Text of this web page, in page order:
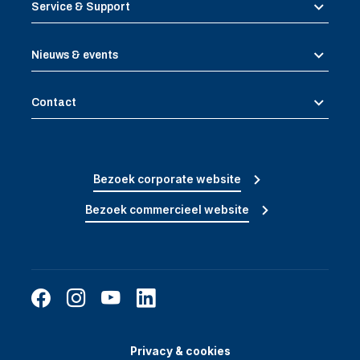
Service & Support
Nieuws & events
Contact
Bezoek corporate website
Bezoek commercieel website
Privacy & cookies